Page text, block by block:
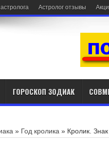
Астролог отзывы
ГОРОСКОП ЗОДИАК
» Год кролика » Кролик.